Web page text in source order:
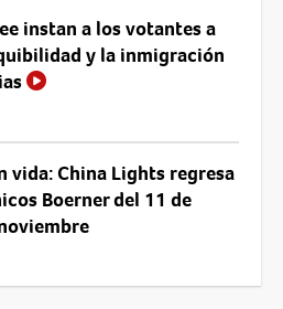
instan a los votantes a
y la inmigración
vida: China Lights regresa
Boerner del 11 de